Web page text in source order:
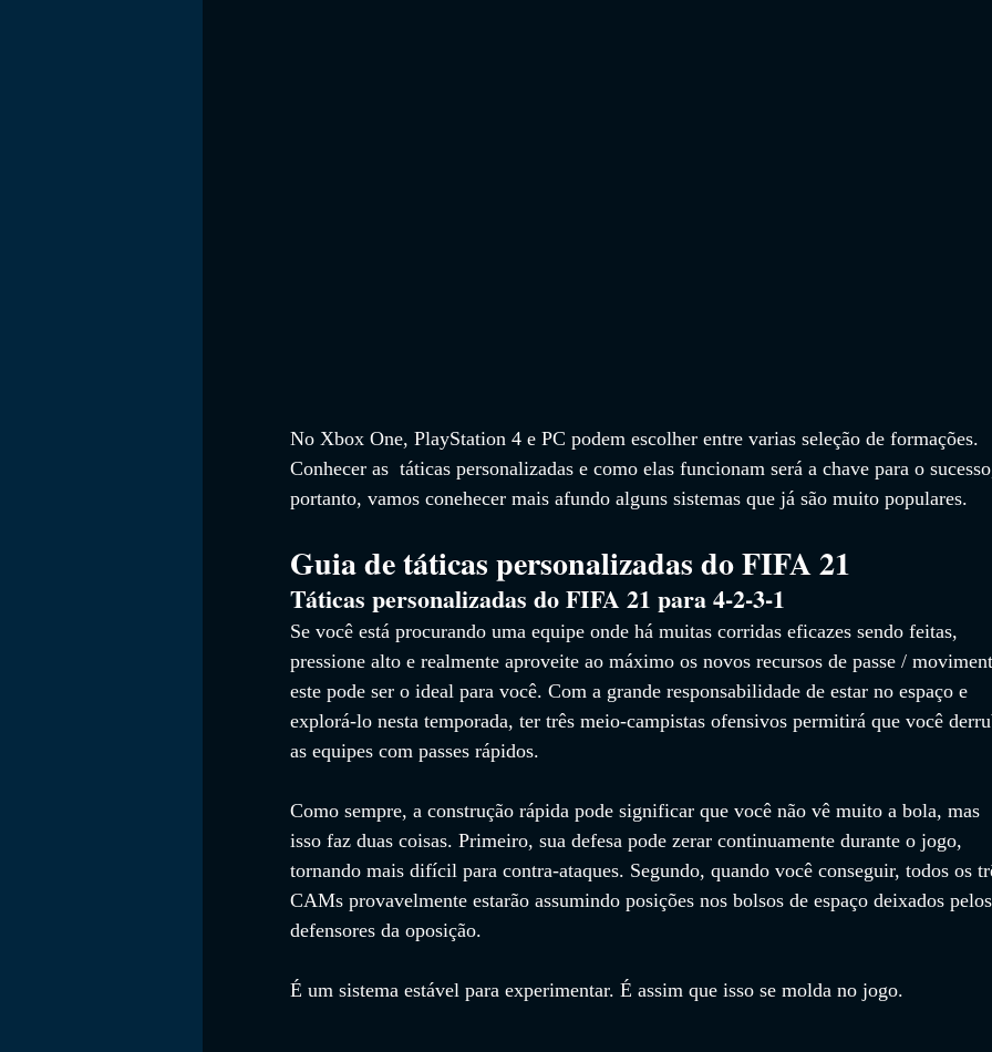
No Xbox One, PlayStation 4 e PC podem escolher entre varias seleção de formações.
Conhecer as  táticas personalizadas e como elas funcionam será a chave para o
portanto, vamos conehecer mais afundo alguns sistemas que já são muito populares.
Guia de táticas personalizadas do FIFA 21
Táticas personalizadas do FIFA 21 para 4-2-3-1
Se você está procurando uma equipe onde há muitas corridas eficazes sendo feitas,
pressione alto e realmente aproveite ao máximo os novos recursos de passe /
este pode ser o ideal para você. Com a grande responsabilidade de estar no espaço e
explorá-lo nesta temporada, ter três meio-campistas ofensivos permitirá que você
as equipes com passes rápidos.
Como sempre, a construção rápida pode significar que você não vê muito a bola, mas
isso faz duas coisas. Primeiro, sua defesa pode zerar continuamente durante o jogo,
tornando mais difícil para contra-ataques. Segundo, quando você conseguir, todos os
CAMs provavelmente estarão assumindo posições nos bolsos de espaço deixados
defensores da oposição.
É um sistema estável para experimentar. É assim que isso se molda no jogo.